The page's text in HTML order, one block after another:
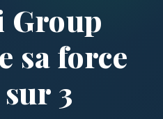
Group
sa force
3